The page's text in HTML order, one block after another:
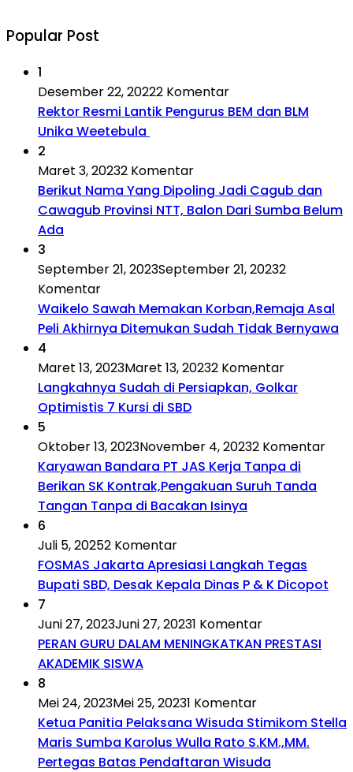
Popular Post
1
Desember 22, 20222 Komentar
Rektor Resmi Lantik Pengurus BEM dan BLM
Unika Weetebula
2
Maret 3, 20232 Komentar
Berikut Nama Yang Dipoling Jadi Cagub dan
Cawagub Provinsi NTT, Balon Dari Sumba Belum
Ada
3
September 21, 2023September 21, 20232
Komentar
Waikelo Sawah Memakan Korban,Remaja Asal
Peli Akhirnya Ditemukan Sudah Tidak Bernyawa
4
Maret 13, 2023Maret 13, 20232 Komentar
Langkahnya Sudah di Persiapkan, Golkar
Optimistis 7 Kursi di SBD
5
Oktober 13, 2023November 4, 20232 Komentar
Karyawan Bandara PT JAS Kerja Tanpa di
Berikan SK Kontrak,Pengakuan Suruh Tanda
Tangan Tanpa di Bacakan Isinya
6
Juli 5, 20252 Komentar
FOSMAS Jakarta Apresiasi Langkah Tegas
Bupati SBD, Desak Kepala Dinas P & K Dicopot
7
Juni 27, 2023Juni 27, 20231 Komentar
PERAN GURU DALAM MENINGKATKAN PRESTASI
AKADEMIK SISWA
8
Mei 24, 2023Mei 25, 20231 Komentar
Ketua Panitia Pelaksana Wisuda Stimikom Stella
Maris Sumba Karolus Wulla Rato S.KM.,MM.
Pertegas Batas Pendaftaran Wisuda